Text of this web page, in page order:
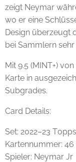
zeigt Neymar
wo er eine
Design überzeugt
bei Sammlern
Mit 9.5 (MINT+)
Karte in
Subgrades.
Card Details:
Set: 2022–23
Kartennummer: 46
Spieler: Neymar Jr